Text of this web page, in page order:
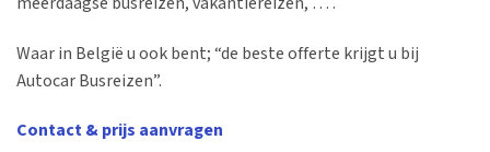
Waar in België u ook bent; “de beste offerte krijgt u bij
Autocar Busreizen”.
Contact & prijs aanvragen